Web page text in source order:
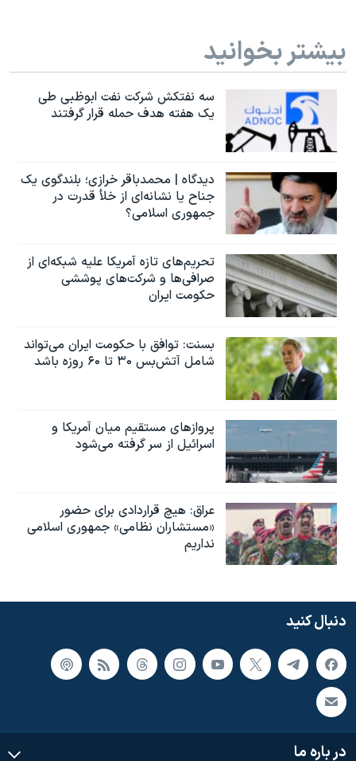
بیشتر بخوانید
سه نفتکش شرکت نفت ابوظبی طی
یک هفته هدف حمله قرار گرفتند
دیدگاه | محمدباقر خرازی؛ بلندگوی یک
جناح یا نشانه‌ای از خلأ قدرت در
جمهوری اسلامی؟
تحریم‌های تازه آمریکا علیه شبکه‌ای از
صرافی‌ها و شرکت‌های پوششی
حکومت ایران
بسنت: توافق با حکومت ایران می‌تواند
شامل آتش‌بس ۳۰ تا ۶۰ روزه باشد
پروازهای مستقیم میان آمریکا و
اسرائیل از سر گرفته می‌شود
عراق: هیچ قراردادی برای حضور
«مستشاران نظامی» جمهوری اسلامی
نداریم
دنبال کنید
در باره ما